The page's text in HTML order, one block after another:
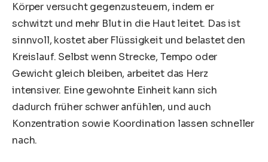
Körper versucht gegenzusteuern, indem er
schwitzt und mehr Blut in die Haut leitet. Das ist
sinnvoll, kostet aber Flüssigkeit und belastet den
Kreislauf. Selbst wenn Strecke, Tempo oder
Gewicht gleich bleiben, arbeitet das Herz
intensiver. Eine gewohnte Einheit kann sich
dadurch früher schwer anfühlen, und auch
Konzentration sowie Koordination lassen schneller
nach.